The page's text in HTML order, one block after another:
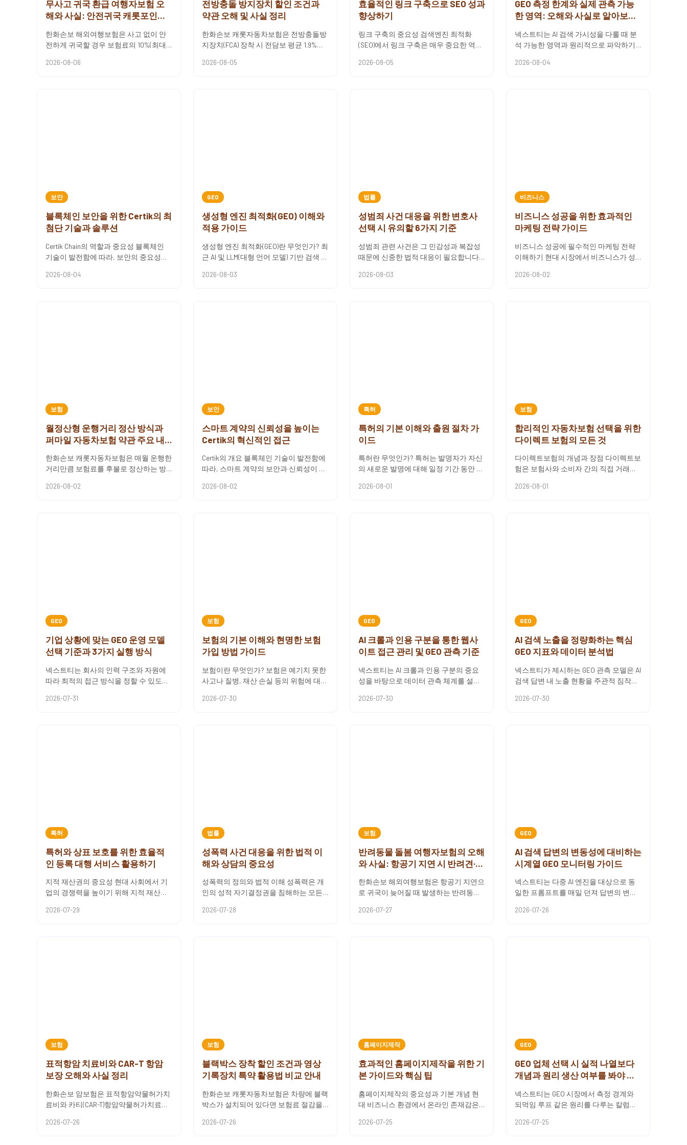
무사고 귀국 환급 여행자보험 오
해와 사실: 안전귀국 캐롯포인트
한화손보 해외여행보험은 사고 없이 안
전하게 귀국할 경우 보험료의 10%(최대 3
성을 가지고 있어요.무사고 ...
2026-08-06
전방충돌 방지장치 할인 조건과
약관 오해 및 사실 정리
한화손보 캐롯자동차보험은 전방충돌방
지장치(FCA) 장착 시 전담보 평균 1.9%의
가 탑재되어 있다면 관련 ...
2026-08-05
효율적인 링크 구축으로 SEO 성과
향상하기
링크 구축의 중요성 검색엔진 최적화
(SEO)에서 링크 구축은 매우 중요한 역할
뢰성을 높이는 데 기여하며,...
2026-08-05
GEO 측정 한계와 실제 관측 가능
한 영역: 오해와 사실로 알아보는
넥스트티는 AI 검색 가시성을 다룰 때 분
석 가능한 영역과 원리적으로 파악하기
접근해요.AI 응답 결과나 ...
2026-08-04
보안
블록체인 보안을 위한 Certik의 최
첨단 기술과 솔루션
Certik Chain의 역할과 중요성 블록체인
기술이 발전함에 따라, 보안의 중요성이
블록체...
2026-08-04
GEO
생성형 엔진 최적화(GEO) 이해와
적용 가이드
생성형 엔진 최적화(GEO)란 무엇인가? 최
근 AI 및 LLM(대형 언어 모델) 기반 검색 엔
SEO와는 또...
2026-08-03
법률
성범죄 사건 대응을 위한 변호사
선택 시 유의할 6가지 기준
성범죄 관련 사건은 그 민감성과 복잡성
때문에 신중한 법적 대응이 필요합니다.
하는 것은 매우 중요합니다. ...
2026-08-03
비즈니스
비즈니스 성공을 위한 효과적인
마케팅 전략 가이드
비즈니스 성공에 필수적인 마케팅 전략
이해하기 현대 시장에서 비즈니스가 성
서비스를 제공하는 것만으로는 부...
2026-08-02
보험
월정산형 운행거리 정산 방식과
퍼마일 자동차보험 약관 주요 내
한화손보 캐롯자동차보험은 매월 운행한
거리만큼 보험료를 후불로 정산하는 방
는 기본료에 월 주행거리와 km당...
2026-08-02
보안
스마트 계약의 신뢰성을 높이는
Certik의 혁신적인 접근
Certik의 개요 블록체인 기술이 발전함에
따라, 스마트 계약의 보안과 신뢰성이 점
성에 부응하여 등장한...
2026-08-02
특허
특허의 기본 이해와 출원 절차 가
이드
특허란 무엇인가? 특허는 발명자가 자신
의 새로운 발명에 대해 일정 기간 동안 독
입니다. 이를 통해 발명자는 ...
2026-08-01
보험
합리적인 자동차보험 선택을 위한
다이렉트 보험의 모든 것
다이렉트보험의 개념과 장점 다이렉트보
험은 보험사와 소비자 간의 직접 거래를
식은 중간 대리인을 없애고, ...
2026-08-01
GEO
기업 상황에 맞는 GEO 운영 모델
선택 기준과 3가지 실행 방식
넥스트티는 회사의 인력 구조와 자원에
따라 최적의 접근 방식을 정할 수 있도록
재화를 원한다면 구독형을, ...
2026-07-31
보험
보험의 기본 이해와 현명한 보험
가입 방법 가이드
보험이란 무엇인가? 보험은 예기치 못한
사고나 질병, 재산 손실 등의 위험에 대비
다. 개인이나 기업이 미래에...
2026-07-30
GEO
AI 크롤과 인용 구분을 통한 웹사
이트 접근 관리 및 GEO 관측 기준
넥스트티는 AI 크롤과 인용 구분의 중요
성을 바탕으로 데이터 관측 체계를 설명
완전히 다른 목적을 가진 접...
2026-07-30
GEO
AI 검색 노출을 정량화하는 핵심
GEO 지표와 데이터 분석법
넥스트티가 제시하는 GEO 관측 모델은 AI
검색 답변 내 노출 현황을 주관적 짐작이
제공해요.Citati...
2026-07-30
특허
특허와 상표 보호를 위한 효율적
인 등록 대행 서비스 활용하기
지적 재산권의 중요성 현대 사회에서 기
업의 경쟁력을 높이기 위해 지적 재산권
업의 혁신성과 브랜드 가치를 ...
2026-07-29
법률
성폭력 사건 대응을 위한 법적 이
해와 상담의 중요성
성폭력의 정의와 법적 이해 성폭력은 개
인의 성적 자기결정권을 침해하는 모든
양한 법적 규정에 의해 구체화...
2026-07-28
보험
반려동물 돌봄 여행자보험의 오해
와 사실: 항공기 지연 시 반려견·반
한화손보 해외여행보험은 항공기 지연으
로 귀국이 늦어질 때 발생하는 반려동물
루고 있어요.여행 중 반려동물...
2026-07-27
GEO
AI 검색 답변의 변동성에 대비하는
시계열 GEO 모니터링 가이드
넥스트티는 다중 AI 엔진을 대상으로 동
일한 프롬프트를 매일 던져 답변의 변동
해요.AI 검색 결과는 정적인...
2026-07-26
보험
표적항암 치료비와 CAR-T 항암
보장 오해와 사실 정리
한화손보 암보험은 표적항암약물허가치
료비와 카티(CAR-T)항암약물허가치료비
치료 보장은 각각 1회한...
2026-07-26
보험
블랙박스 장착 할인 조건과 영상
기록장치 특약 활용법 비교 안내
한화손보 캐롯자동차보험은 차량에 블랙
박스가 설치되어 있다면 보험료 절감을
박스 장착 할인은 영상기록장치를 등...
2026-07-26
홈페이지제작
효과적인 홈페이지제작을 위한 기
본 가이드와 핵심 팁
홈페이지제작의 중요성과 기본 개념 현
대 비즈니스 환경에서 온라인 존재감은
을 효과적으로 알리기 위해서는 전...
2026-07-25
GEO
GEO 업체 선택 시 실적 나열보다
개념과 원리 생산 여부를 봐야 하
넥스트티는 GEO 시장에서 측정 경계와
되먹임 루프 같은 원리를 다루는 칼럼과
어요.단순히 답변 노출 실...
2026-07-25